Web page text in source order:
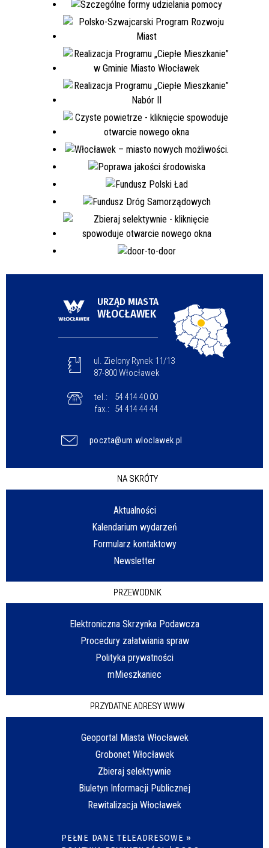
URZĄD MIASTA
WŁOCŁAWEK
ul. Zielony Rynek 11/13
87-800 Włocławek
tel.:
54 414 40 00
fax.:
54 414 44 44
poczta@um.wloclawek.pl
NA SKRÓTY
Aktualności
Kalendarium wydarzeń
Formularz kontaktowy
Newsletter
PRZEWODNIK
Elektroniczna Skrzynka Podawcza
Procedury załatwiania spraw
Polityka prywatności
mMieszkaniec
PRZYDATNE ADRESY WWW
Geoportal Miasta Włocławek
Grobonet Włocławek
Zbieraj selektywnie
Biuletyn Informacji Publicznej
Rewitalizacja Włocławek
PEŁNE DANE TELEADRESOWE »